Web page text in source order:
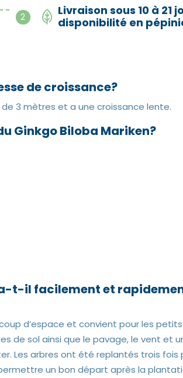
-
2
Livraison sous 10 à 21
disponibilité en
de croissance?
3 mètres et a une croissance lente.
Ginkgo Biloba Mariken?
t-il facilement et
d’espace et convient pour les
de sol ainsi que le pavage, le vent et
Les arbres ont été replantés trois fois
un bon départ après la